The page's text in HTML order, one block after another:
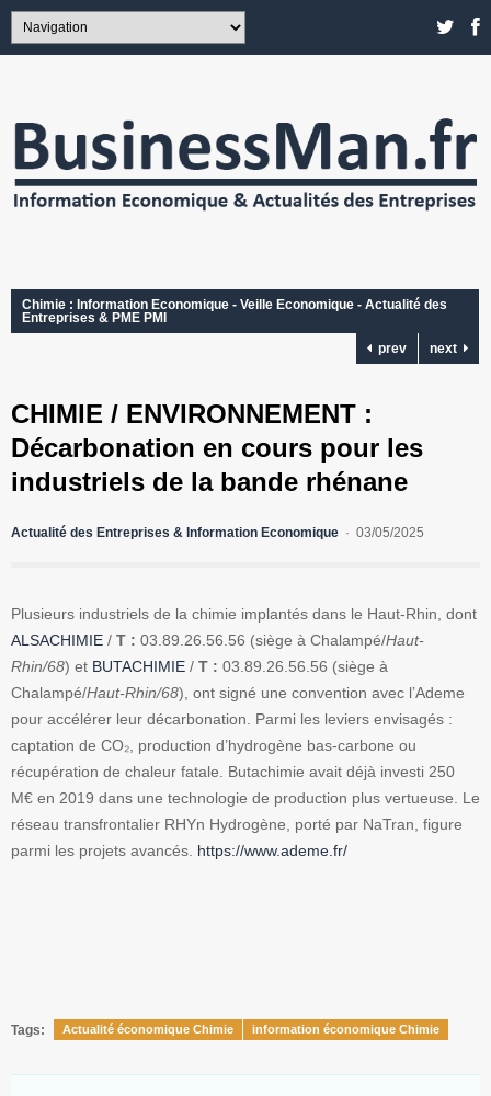
Chimie : Information Economique - Veille Economique - Actualité des
Entreprises & PME PMI
prev
next
CHIMIE / ENVIRONNEMENT :
Décarbonation en cours pour les
industriels de la bande rhénane
Actualité des Entreprises & Information Economique 03/05/2025
Plusieurs industriels de la chimie implantés dans le Haut-Rhin, dont
ALSACHIMIE / T : 03.89.26.56.56 (siège à Chalampé/Haut-
Rhin/68) et BUTACHIMIE / T : 03.89.26.56.56 (siège à
Chalampé/Haut-Rhin/68), ont signé une convention avec l’Ademe
pour accélérer leur décarbonation. Parmi les leviers envisagés :
captation de CO₂, production d’hydrogène bas-carbone ou
récupération de chaleur fatale. Butachimie avait déjà investi 250
M€ en 2019 dans une technologie de production plus vertueuse. Le
réseau transfrontalier RHYn Hydrogène, porté par NaTran, figure
parmi les projets avancés. https://www.ademe.fr/
Tags: Actualité économique Chimie information économique Chimie